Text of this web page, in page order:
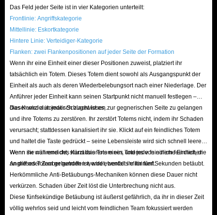
Das Feld jeder Seite ist in vier Kategorien unterteilt:
Frontlinie: Angriffskategorie
Mittellinie: Eskortkategorie
Hintere Linie: Verteidiger-Kategorie
Flanken: zwei Flankenpositionen auf jeder Seite der Formation
Wenn ihr eine Einheit einer dieser Positionen zuweist, platziert ihr
tatsächlich ein Totem. Dieses Totem dient sowohl als Ausgangspunkt der
Einheit als auch als deren Wiederbelebungsort nach einer Niederlage. Der
Anführer jeder Einheit kann seinen Startpunkt nicht manuell festlegen –
dieser wird automatisch zugewiesen.
Das Kernziel in jeder Schlacht ist es, zur gegnerischen Seite zu gelangen
und ihre Totems zu zerstören. Ihr zerstört Totems nicht, indem ihr Schaden
verursacht; stattdessen kanalisiert ihr sie. Klickt auf ein feindliches Totem
und haltet die Taste gedrückt – seine Lebensleiste wird sich schnell leeren.
Wenn sie null erreicht, stürzt das Totem ein, und jede feindliche Einheit, die
an dieses Totem gebunden ist, wird ebenfalls eliminiert.
Wenn ihr während des Kanalisierens eines Totems von einem feindlichen
Angriff oder Zauber getroffen werdet, werdet ihr für fünf Sekunden betäubt.
Herkömmliche Anti-Betäubungs-Mechaniken können diese Dauer nicht
verkürzen. Schaden über Zeit löst die Unterbrechung nicht aus.
Diese fünfsekündige Betäubung ist äußerst gefährlich, da ihr in dieser Zeit
völlig wehrlos seid und leicht vom feindlichen Team fokussiert werden